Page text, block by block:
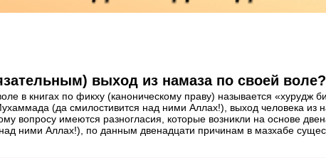
выход из намаза по своей воле?
в книгах по фикху (каноническому праву) называется
(да смилостивится над ними Аллах!), выход человека из
вопросу имеются разногласия, которые возникли на основе
ними Аллах!), по данным двенадцати причинам в мазхабе